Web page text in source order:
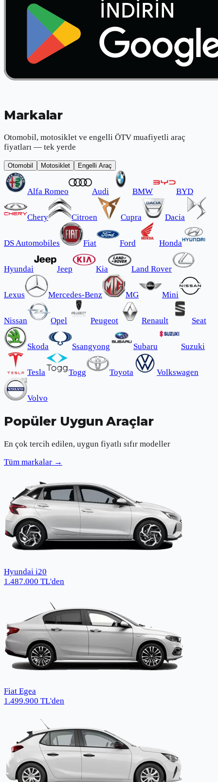
Markalar
Otomobil, motosiklet ve engelli ÖTV muafiyetli araç
fiyatları — tek yerde
Otomobil Motosiklet Engelli Araç
Alfa Romeo Audi BMW BYD
Chery Citroen Cupra Dacia
DS Automobiles Fiat Ford Honda
Hyundai Jeep Kia Land Rover
Lexus Mercedes-Benz MG Mini
Nissan Opel Peugeot Renault Seat
Skoda Ssangyong Subaru Suzuki
Tesla Togg Toyota Volkswagen
Volvo
Popüler Uygun Araçlar
En çok tercih edilen, uygun fiyatlı sıfır modeller
Tüm markalar →
Hyundai i20
1.487.000 TL'den
Fiat Egea
1.499.900 TL'den